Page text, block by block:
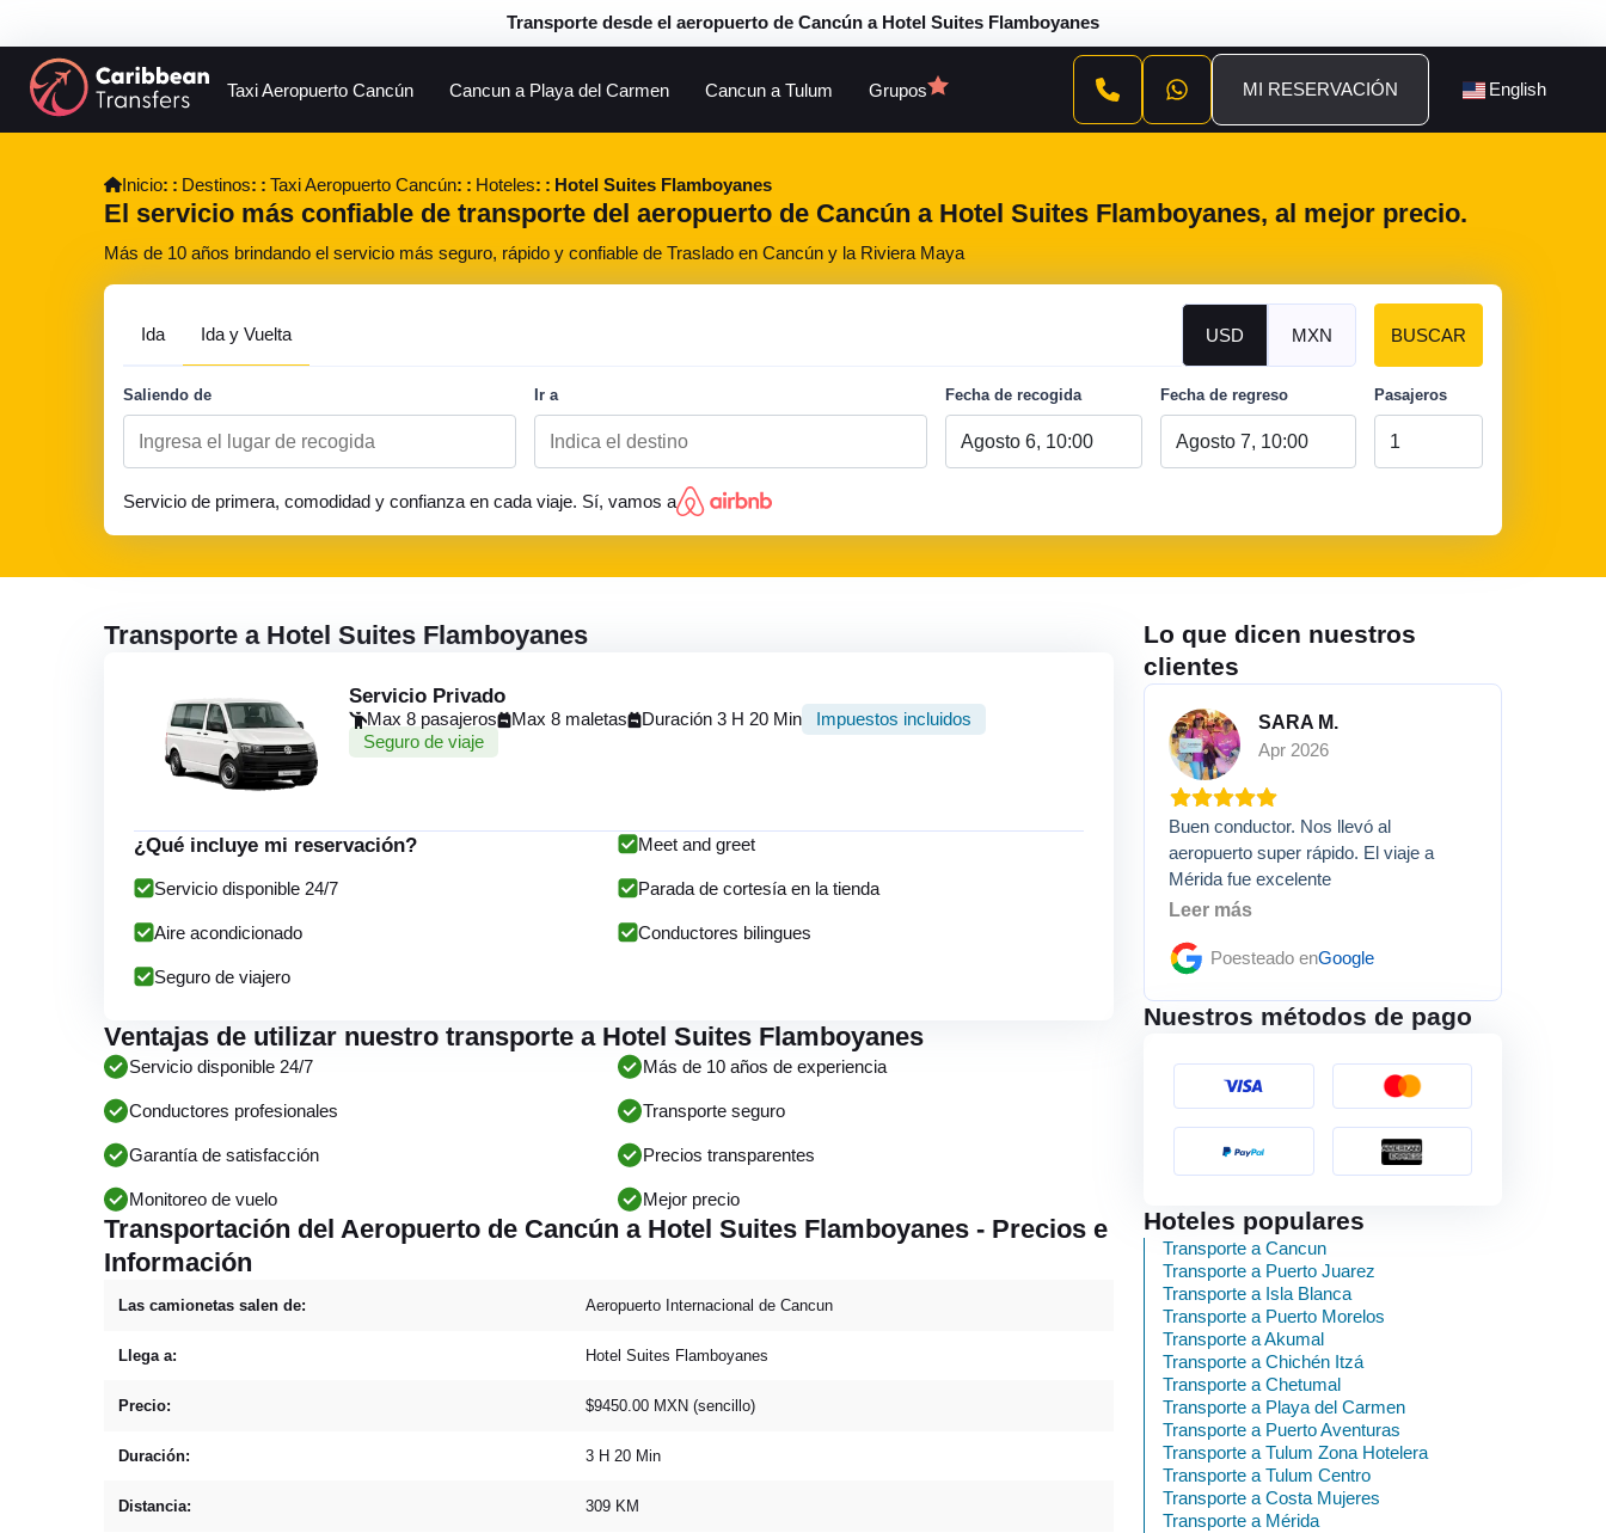
Transporte desde el aeropuerto de Cancún a Hotel Suites Flamboyanes
Taxi Aeropuerto Cancún Cancun a Playa del Carmen Cancun a Tulum Grupos MI RESERVACIÓN English
Inicio Destinos Taxi Aeropuerto Cancún Hoteles Hotel Suites Flamboyanes
El servicio más confiable de transporte del aeropuerto de Cancún a Hotel Suites Flamboyanes, al mejor precio.
Más de 10 años brindando el servicio más seguro, rápido y confiable de Traslado en Cancún y la Riviera Maya
Ida Ida y Vuelta USD MXN
Saliendo de Ir a Fecha de recogida Fecha de regreso Pasajeros
BUSCAR
Servicio de primera, comodidad y confianza en cada viaje. Sí, vamos a
Transporte a Hotel Suites Flamboyanes
Servicio Privado
Max 8 pasajeros Max 8 maletas Duración 3 H 20 Min
Impuestos incluidos
Seguro de viaje
¿Qué incluye mi reservación? Meet and greet
Servicio disponible 24/7 Parada de cortesía en la tienda
Aire acondicionado Conductores bilingues
Seguro de viajero
Ventajas de utilizar nuestro transporte a Hotel Suites Flamboyanes
Servicio disponible 24/7 Más de 10 años de experiencia
Conductores profesionales Transporte seguro
Garantía de satisfacción Precios transparentes
Monitoreo de vuelo Mejor precio
Transportación del Aeropuerto de Cancún a Hotel Suites Flamboyanes - Precios e
Información
Las camionetas salen de: Aeropuerto Internacional de Cancun
Llega a: Hotel Suites Flamboyanes
Precio: $9450.00 MXN (sencillo)
Duración: 3 H 20 Min
Distancia: 309 KM
Lo que dicen nuestros
clientes
SARA M.
Apr 2026
Buen conductor. Nos llevó al
aeropuerto super rápido. El viaje a
Mérida fue excelente
Leer más
Poesteado enGoogle
Nuestros métodos de pago
Hoteles populares
Transporte a Cancun
Transporte a Puerto Juarez
Transporte a Isla Blanca
Transporte a Puerto Morelos
Transporte a Akumal
Transporte a Chichén Itzá
Transporte a Chetumal
Transporte a Playa del Carmen
Transporte a Puerto Aventuras
Transporte a Tulum Zona Hotelera
Transporte a Tulum Centro
Transporte a Costa Mujeres
Transporte a Mérida